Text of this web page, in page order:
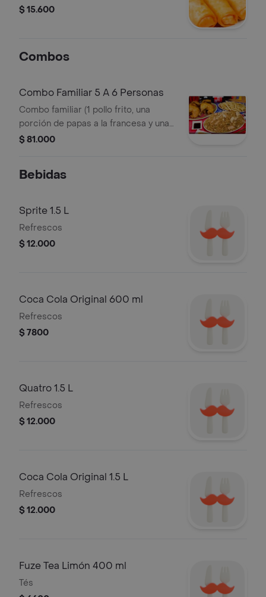
$ 15.600
Combos
Combo Familiar 5 A 6 Personas
Combo familiar (1 pollo frito, una
porción de papas a la francesa y una
porción de arroz chino tradicional y
$ 81.000
Bebidas
Sprite 1.5 L
Refrescos
$ 12.000
Coca Cola Original 600 ml
Refrescos
$ 7800
Quatro 1.5 L
Refrescos
$ 12.000
Coca Cola Original 1.5 L
Refrescos
$ 12.000
Fuze Tea Limón 400 ml
Tés